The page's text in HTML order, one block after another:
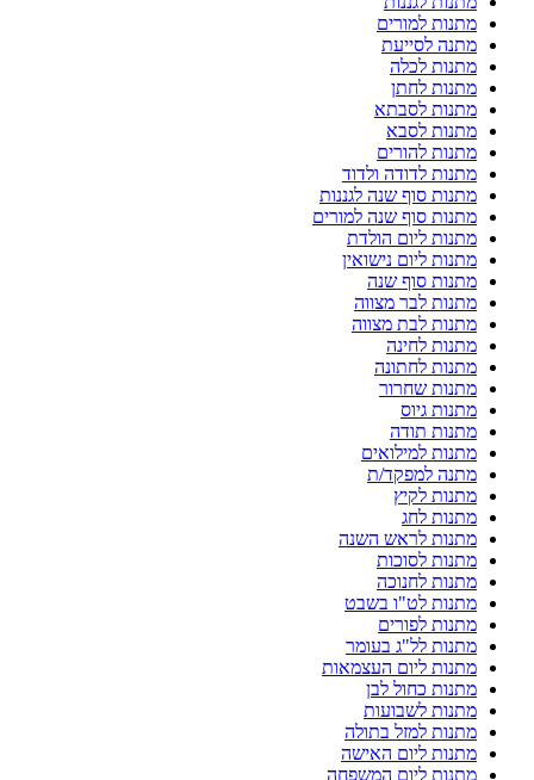
מתנות למורים
מתנה לסייעת
מתנות לכלה
מתנות לחתן
מתנות לסבתא
מתנות לסבא
מתנות להורים
מתנות לדודה ולדוד
מתנות סוף שנה לגננות
מתנות סוף שנה למורים
מתנות ליום הולדת
מתנות ליום נישואין
מתנות סוף שנה
מתנות לבר מצווה
מתנות לבת מצווה
מתנות לחינה
מתנות לחתונה
מתנות שחרור
מתנות גיוס
מתנות תודה
מתנות למילואים
מתנה למפקד/ת
מתנות לקיץ
מתנות לחג
מתנות לראש השנה
מתנות לסוכות
מתנות לחנוכה
מתנות לט"ו בשבט
מתנות לפורים
מתנות לל"ג בעומר
מתנות ליום העצמאות
מתנות כחול לבן
מתנות לשבועות
מתנות למזל בתולה
מתנות ליום האישה
מתנות ליום המשפחה